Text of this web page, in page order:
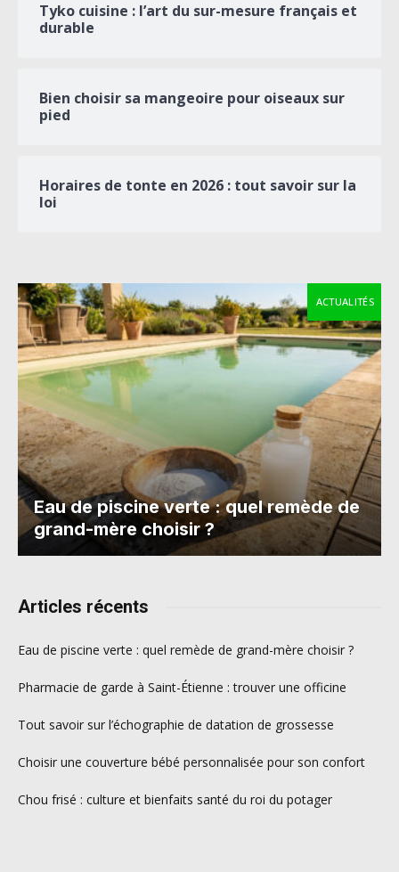
Tyko cuisine : l’art du sur-mesure français et
durable
Bien choisir sa mangeoire pour oiseaux sur
pied
Horaires de tonte en 2026 : tout savoir sur la
loi
ACTUALITÉS
Eau de piscine verte : quel remède de
grand-mère choisir ?
Articles récents
Eau de piscine verte : quel remède de grand-mère choisir ?
Pharmacie de garde à Saint-Étienne : trouver une officine
Tout savoir sur l’échographie de datation de grossesse
Choisir une couverture bébé personnalisée pour son confort
Chou frisé : culture et bienfaits santé du roi du potager